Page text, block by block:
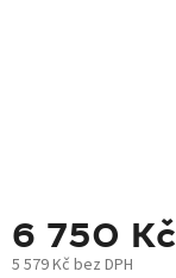
6 750 Kč
5 579 Kč bez DPH